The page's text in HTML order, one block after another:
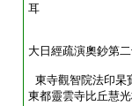
耳
大日經疏演奧鈔第
東寺觀智院法印杲
東都靈雲寺比丘慧